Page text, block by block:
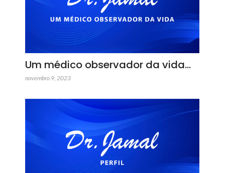
Um médico observador da vida…
novembro 9, 2023